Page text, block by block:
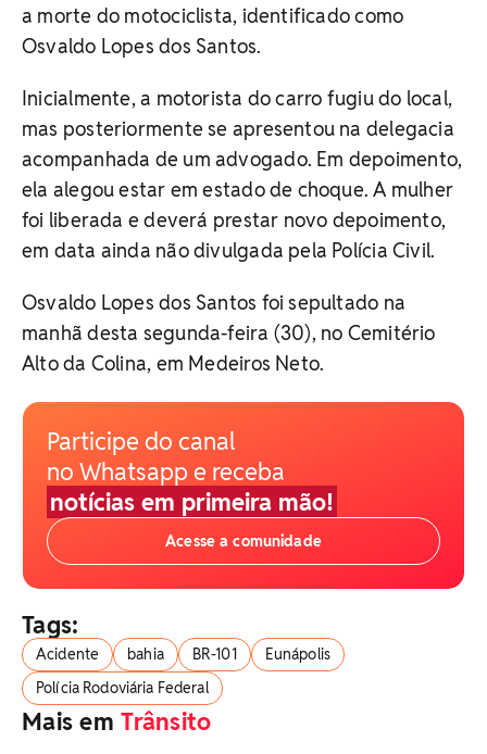
a morte do motociclista, identificado como
Osvaldo Lopes dos Santos.
Inicialmente, a motorista do carro fugiu do local,
mas posteriormente se apresentou na delegacia
acompanhada de um advogado. Em depoimento,
ela alegou estar em estado de choque. A mulher
foi liberada e deverá prestar novo depoimento,
em data ainda não divulgada pela Polícia Civil.
Osvaldo Lopes dos Santos foi sepultado na
manhã desta segunda-feira (30), no Cemitério
Alto da Colina, em Medeiros Neto.
Participe do canal
no Whatsapp e receba
notícias em primeira mão!
Acesse a comunidade
Tags:
Acidente bahia BR-101
Eunápolis
Polícia Rodoviária Federal
Mais emTrânsito